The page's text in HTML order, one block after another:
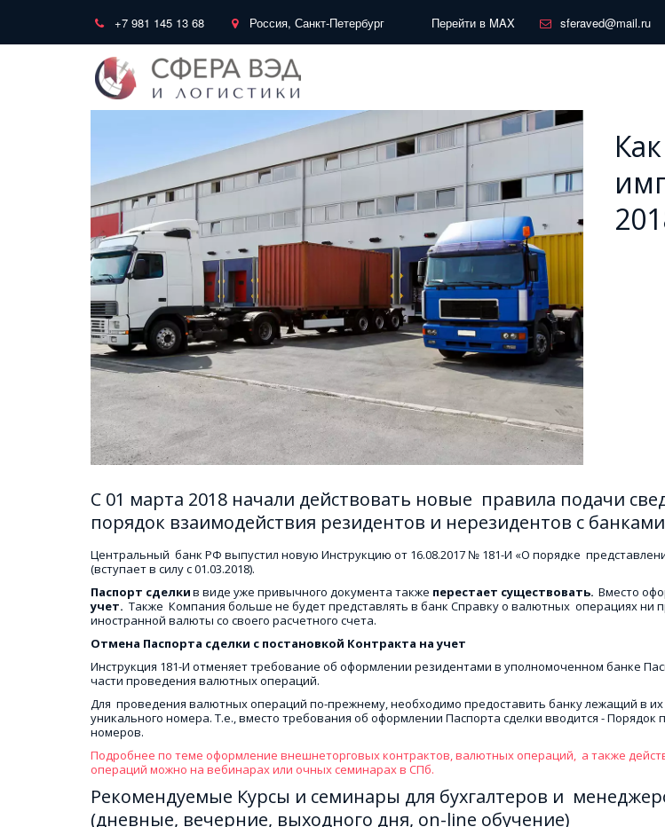
+7 981 145 13 68 Россия, Санкт-Петербург Перейти в MAX sferaved@mail.ru
С 01 марта 2018 начали действовать новые  правила подачи
порядок взаимодействия резидентов и нерезидентов с
Центральный  банк РФ выпустил новую Инструкцию от 16.08.2017 № 181-И «О порядке
(вступает в силу с 01.03.2018).
Паспорт сделки в виде уже привычного документа также перестает существовать.
Вместо
учет.
Также  Компания больше не будет представлять в банк Справку о валютных  операциях
иностранной валюты со своего расчетного счета.
Отмена Паспорта сделки с постановкой Контракта на учет
Инструкция 181-И отменяет требование об оформлении резидентами в уполномоченном банке
части проведения валютных операций.
Для  проведения валютных операций по-прежнему, необходимо предоставить банку лежащий в их
уникального номера. Т.е., вместо требования об оформлении Паспорта сделки вводится -
номеров.
Подробнее по теме оформление внешнеторговых контрактов, валютных операций,  а также
операций можно на вебинарах или очных семинарах в СПб.
Рекомендуемые Курсы и семинары для бухгалтеров и
(дневные, вечерние, выходного дня, on-line обучение)